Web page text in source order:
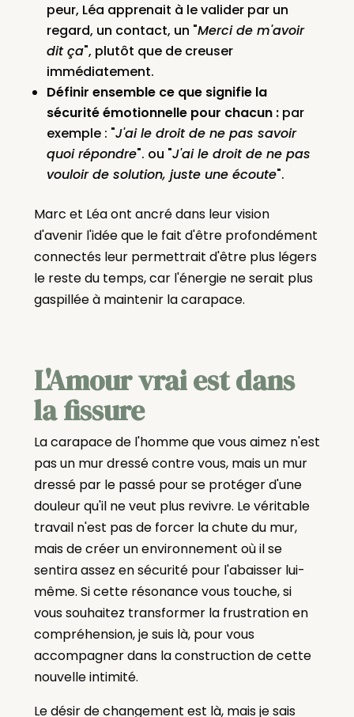
peur, Léa apprenait à le valider par un
regard, un contact, un "Merci de m'avoir
dit ça", plutôt que de creuser
immédiatement.
Définir ensemble ce que signifie la
sécurité émotionnelle pour chacun :par
exemple : "J'ai le droit de ne pas savoir
quoi répondre". ou "J'ai le droit de ne pas
vouloir de solution, juste une écoute".
Marc et Léa ont ancré dans leur vision
d'avenir l'idée que le fait d'être profondément
connectés leur permettrait d'être plus légers
le reste du temps, car l'énergie ne serait plus
gaspillée à maintenir la carapace.
L'Amour vrai est dans
la fissure
La carapace de l'homme que vous aimez n'est
pas un mur dressé contre vous, mais un mur
dressé par le passé pour se protéger d'une
douleur qu'il ne veut plus revivre. Le véritable
travail n'est pas de forcer la chute du mur,
mais de créer un environnement où il se
sentira assez en sécurité pour l'abaisser lui-
même. Si cette résonance vous touche, si
vous souhaitez transformer la frustration en
compréhension, je suis là, pour vous
accompagner dans la construction de cette
nouvelle intimité.
Le désir de changement est là, mais je sais